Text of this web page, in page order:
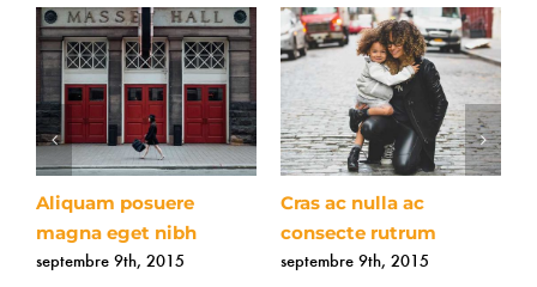
Aliquam posuere
magna eget nibh
septembre 9th, 2015
Cras ac nulla ac
consecte rutrum
septembre 9th, 2015